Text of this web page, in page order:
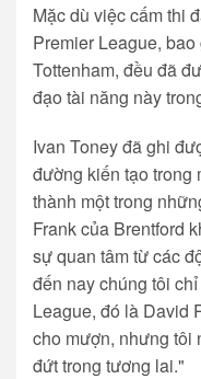
Mặc dù việc cấm thi
Premier League,
Tottenham, đều đã
đạo tài năng này
Ivan Toney đã ghi
đường kiến tạo trong
thành một trong
Frank của Brentford
sự quan tâm từ các
đến nay chúng tôi
League, đó là David
cho mượn, nhưng tôi
đứt trong tương lai."